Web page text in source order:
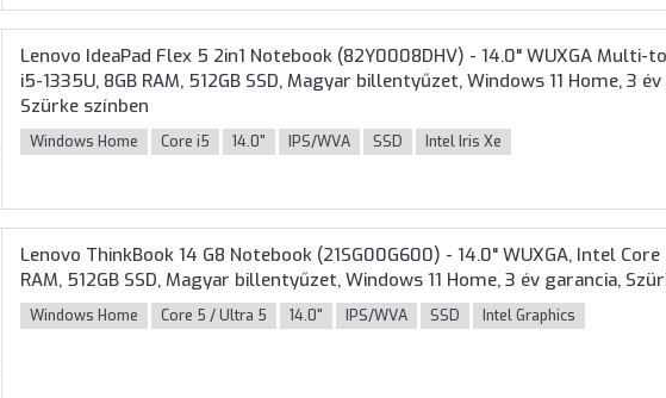
Lenovo IdeaPad Flex 5 2in1 Notebook (82Y0008DHV) - 14.0" WUXGA Multi-
i5-1335U, 8GB RAM, 512GB SSD, Magyar billentyűzet, Windows 11 Home, 3
Szürke színben
Windows Home Core i5 14.0" IPS/WVA SSD Intel Iris Xe
Lenovo ThinkBook 14 G8 Notebook (21SG00G600) - 14.0" WUXGA, Intel Core
RAM, 512GB SSD, Magyar billentyűzet, Windows 11 Home, 3 év garancia,
Windows Home Core 5 / Ultra 5 14.0" IPS/WVA SSD Intel Graphics